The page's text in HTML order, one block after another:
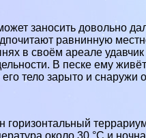
заносить довольно
равнинную
в своём ареале
В песке ему
тело зарыто и снаружи
около 30 °С и